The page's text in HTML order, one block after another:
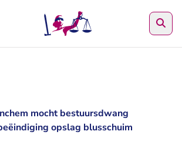
mocht bestuursdwang
opslag blusschuim